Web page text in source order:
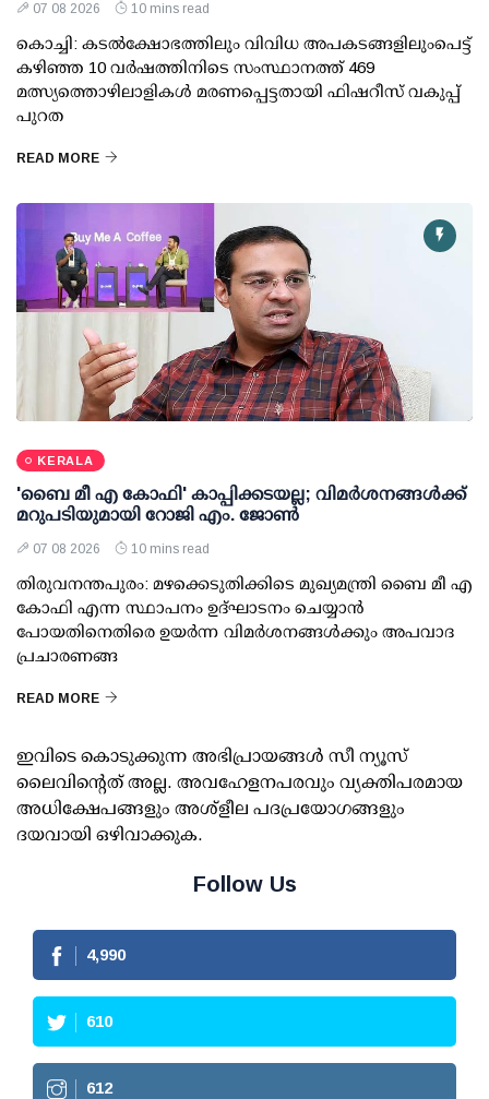
07 08 2026 10 mins read
കൊച്ചി: കടല്‍ക്ഷോഭത്തിലും വിവിധ അപകടങ്ങളിലുംപെട്ട്
കഴിഞ്ഞ 10 വര്‍ഷത്തിനിടെ സംസ്ഥാനത്ത് 469
മത്സ്യത്തൊഴിലാളികള്‍ മരണപ്പെട്ടതായി ഫിഷറീസ് വകുപ്പ്
പുറത
READ MORE
KERALA
'ബൈ മീ എ കോഫി' കാപ്പിക്കടയല്ല; വിമര്‍ശനങ്ങള്‍ക്ക്
മറുപടിയുമായി റോജി എം. ജോണ്‍
07 08 2026 10 mins read
തിരുവനന്തപുരം: മഴക്കെടുതിക്കിടെ മുഖ്യമന്ത്രി ബൈ മീ എ
കോഫി എന്ന സ്ഥാപനം ഉദ്ഘാടനം ചെയ്യാന്‍
പോയതിനെതിരെ ഉയര്‍ന്ന വിമര്‍ശനങ്ങള്‍ക്കും അപവാദ
പ്രചാരണങ്ങ
READ MORE
ഇവിടെ കൊടുക്കുന്ന അഭിപ്രായങ്ങള്‍ സീ ന്യൂസ്
ലൈവിന്റെത് അല്ല. അവഹേളനപരവും വ്യക്തിപരമായ
അധിക്ഷേപങ്ങളും അശ്‌ളീല പദപ്രയോഗങ്ങളും
ദയവായി ഒഴിവാക്കുക.
Follow Us
4,990
610
612